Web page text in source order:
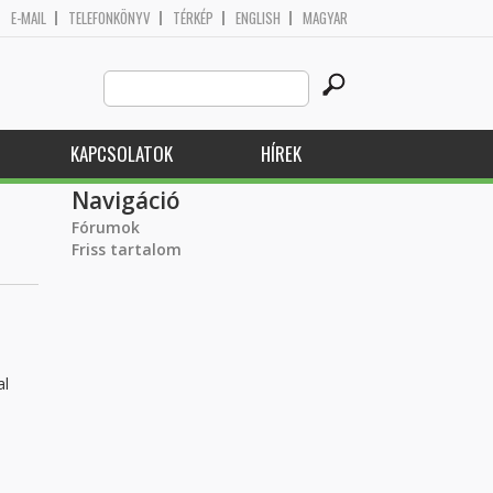
E-MAIL TELEFONKÖNYV TÉRKÉP ENGLISH MAGYAR
Search
this
site
KAPCSOLATOK HÍREK
Navigáció
Fórumok
Friss tartalom